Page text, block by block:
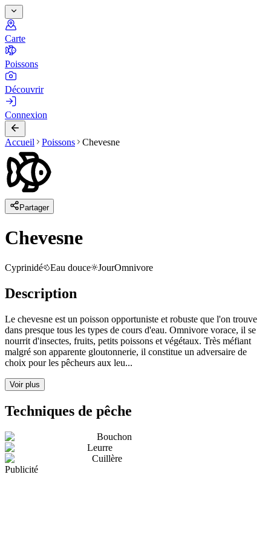
Carte
Poissons
Découvrir
Connexion
Accueil Poissons Chevesne
Partager
Chevesne
Cyprinidé Eau douce JourOmnivore
Description
Le chevesne est un poisson opportuniste et robuste que l'on trouve
dans presque tous les types de cours d'eau. Omnivore vorace, il se
nourrit d'insectes, fruits, petits poissons et végétaux. Très méfiant
malgré son apparente gloutonnerie, il constitue un adversaire de
choix pour les pêcheurs aux leu...
Voir plus
Techniques de pêche
Bouchon
Leurre
Cuillère
Publicité